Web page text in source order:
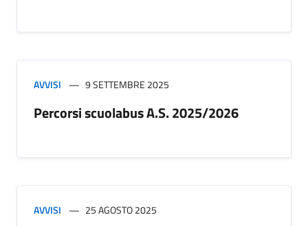
AVVISI 9 SETTEMBRE 2025
Percorsi scuolabus A.S. 2025/2026
AVVISI 25 AGOSTO 2025